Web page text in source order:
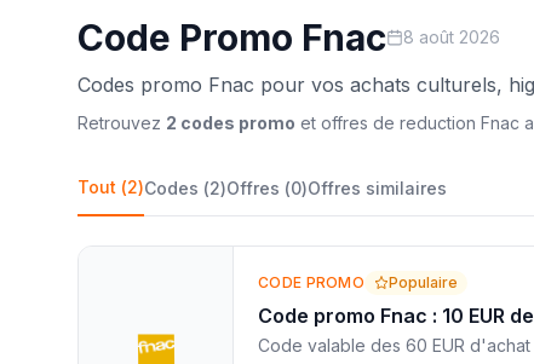
Code Promo Fnac 8 août 2026
Codes promo Fnac pour vos achats culturels,
Retrouvez 2 codes promo et offres de reduction Fnac
Tout (2)Codes (2)Offres (0)Offres similaires
CODE PROMO Populaire
Code promo Fnac : 10 EUR
Code valable des 60 EUR d'achat